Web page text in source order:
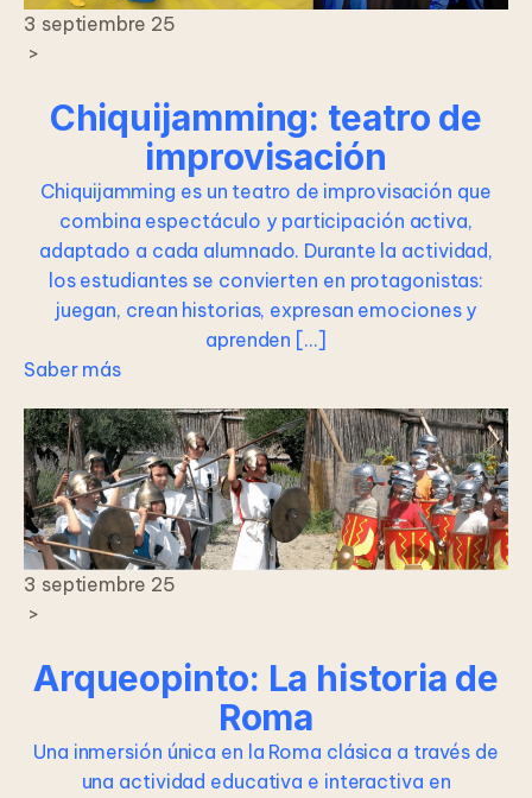
3 septiembre 25
>
Chiquijamming: teatro de
improvisación
Chiquijamming es un teatro de improvisación que
combina espectáculo y participación activa,
adaptado a cada alumnado. Durante la actividad,
los estudiantes se convierten en protagonistas:
juegan, crean historias, expresan emociones y
aprenden […]
Saber más
3 septiembre 25
>
Arqueopinto: La historia de
Roma
Una inmersión única en la Roma clásica a través de
una actividad educativa e interactiva en